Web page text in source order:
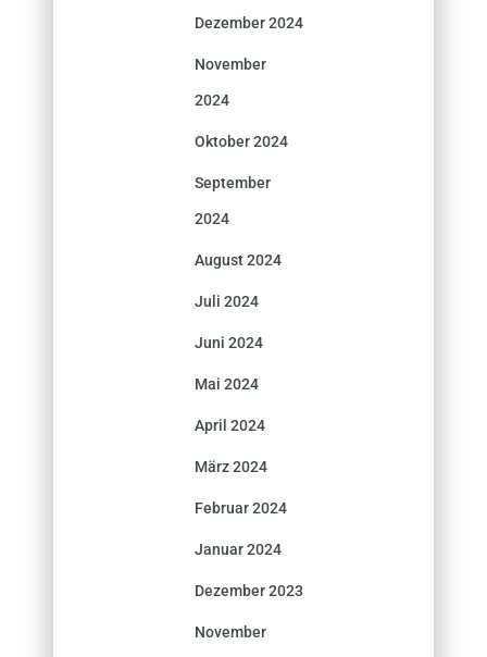
Dezember 2024
November
2024
Oktober 2024
September
2024
August 2024
Juli 2024
Juni 2024
Mai 2024
April 2024
März 2024
Februar 2024
Januar 2024
Dezember 2023
November